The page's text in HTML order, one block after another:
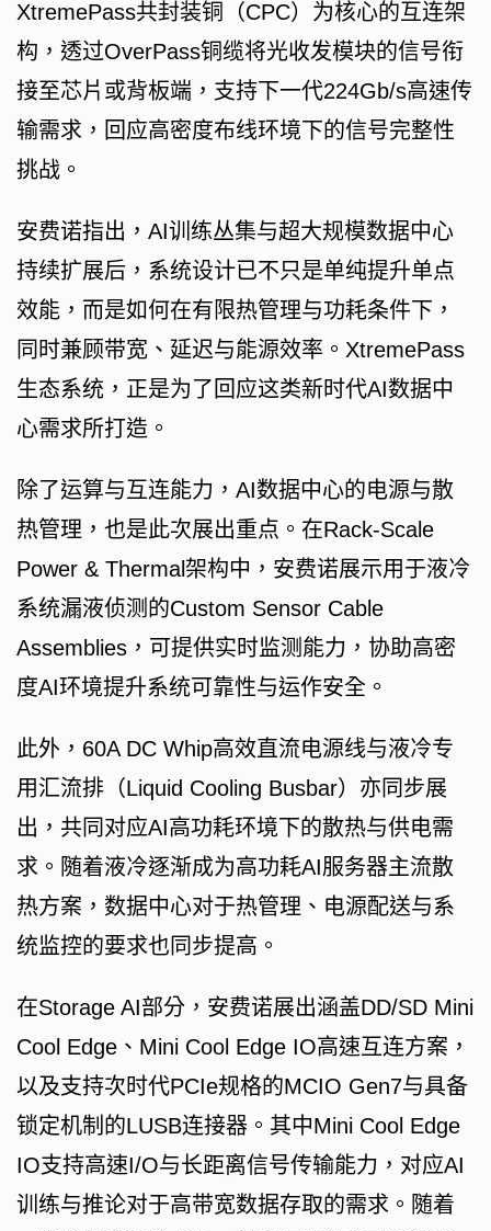
XtremePass共封装铜（CPC）为核心的互连架
构，透过OverPass铜缆将光收发模块的信号衔
接至芯片或背板端，支持下一代224Gb/s高速传
输需求，回应高密度布线环境下的信号完整性
挑战。
安费诺指出，AI训练丛集与超大规模数据中心
持续扩展后，系统设计已不只是单纯提升单点
效能，而是如何在有限热管理与功耗条件下，
同时兼顾带宽、延迟与能源效率。XtremePass
生态系统，正是为了回应这类新时代AI数据中
心需求所打造。
除了运算与互连能力，AI数据中心的电源与散
热管理，也是此次展出重点。在Rack-Scale
Power & Thermal架构中，安费诺展示用于液冷
系统漏液侦测的Custom Sensor Cable
Assemblies，可提供实时监测能力，协助高密
度AI环境提升系统可靠性与运作安全。
此外，60A DC Whip高效直流电源线与液冷专
用汇流排（Liquid Cooling Busbar）亦同步展
出，共同对应AI高功耗环境下的散热与供电需
求。随着液冷逐渐成为高功耗AI服务器主流散
热方案，数据中心对于热管理、电源配送与系
统监控的要求也同步提高。
在Storage AI部分，安费诺展出涵盖DD/SD Mini
Cool Edge、Mini Cool Edge IO高速互连方案，
以及支持次时代PCIe规格的MCIO Gen7与具备
锁定机制的LUSB连接器。其中Mini Cool Edge
IO支持高速I/O与长距离信号传输能力，对应AI
训练与推论对于高带宽数据存取的需求。随着